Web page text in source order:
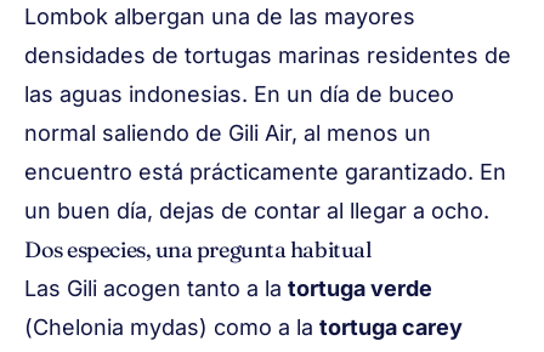
Lombok albergan una de las mayores
densidades de tortugas marinas residentes de
las aguas indonesias. En un día de buceo
normal saliendo de Gili Air, al menos un
encuentro está prácticamente garantizado. En
un buen día, dejas de contar al llegar a ocho.
Dos especies, una pregunta habitual
Las Gili acogen tanto a la tortuga verde
(Chelonia mydas) como a la tortuga carey